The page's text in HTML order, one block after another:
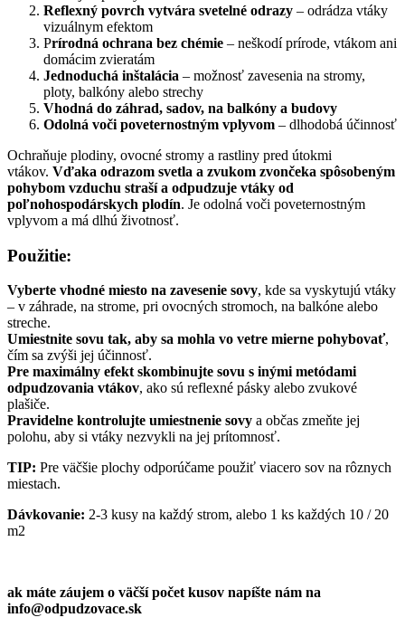
Reflexný povrch vytvára svetelné odrazy – odrádza vtáky
vizuálnym efektom
Prírodná ochrana bez chémie – neškodí prírode, vtákom ani
domácim zvieratám
Jednoduchá inštalácia – možnosť zavesenia na stromy,
ploty, balkóny alebo strechy
Vhodná do záhrad, sadov, na balkóny a budovy
Odolná voči poveternostným vplyvom – dlhodobá účinnosť
Ochraňuje plodiny, ovocné stromy a rastliny pred útokmi
vtákov. Vďaka odrazom svetla a zvukom zvončeka spôsobeným
pohybom vzduchu straší a odpudzuje vtáky od
poľnohospodárskych plodín. Je odolná voči poveternostným
vplyvom a má dlhú životnosť.
Použitie:
Vyberte vhodné miesto na zavesenie sovy, kde sa vyskytujú vtáky
– v záhrade, na strome, pri ovocných stromoch, na balkóne alebo
streche.
Umiestnite sovu tak, aby sa mohla vo vetre mierne pohybovať,
čím sa zvýši jej účinnosť.
Pre maximálny efekt skombinujte sovu s inými metódami
odpudzovania vtákov, ako sú reflexné pásky alebo zvukové
plašiče.
Pravidelne kontrolujte umiestnenie sovy a občas zmeňte jej
polohu, aby si vtáky nezvykli na jej prítomnosť.
TIP: Pre väčšie plochy odporúčame použiť viacero sov na rôznych
miestach.
Dávkovanie: 2-3 kusy na každý strom, alebo 1 ks každých 10 / 20
m2
ak máte záujem o väčší počet kusov napíšte nám na
info@odpudzovace.sk